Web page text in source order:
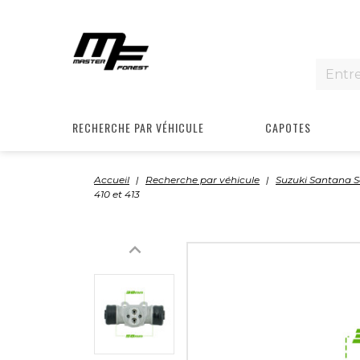
RECHERCHE PAR VÉHICULE CAPOTES
Accueil Recherche par véhicule
Suzuki Santana
410 et 413
